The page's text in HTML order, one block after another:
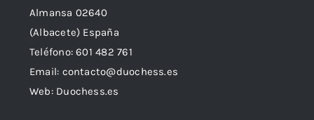
Almansa 02640
(Albacete) España
Teléfono:601 482 761
Email: contacto@duochess.es
Web: Duochess.es